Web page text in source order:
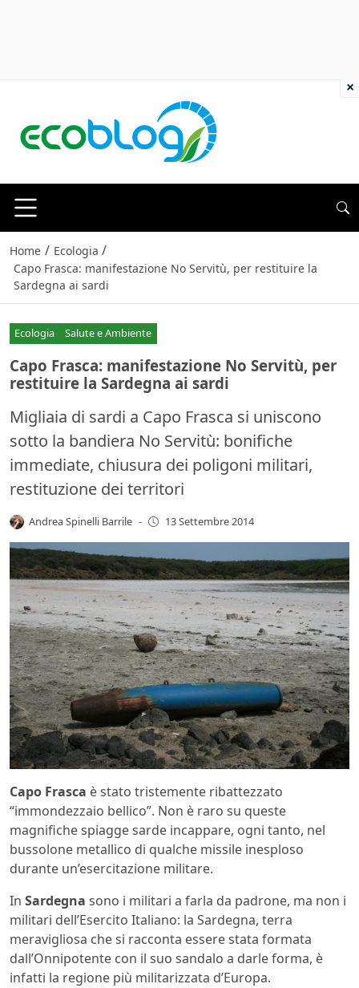
Home / Ecologia /
Capo Frasca: manifestazione No Servitù, per restituire la
Sardegna ai sardi
Ecologia Salute e Ambiente
Capo Frasca: manifestazione No Servitù, per
restituire la Sardegna ai sardi
Migliaia di sardi a Capo Frasca si uniscono
sotto la bandiera No Servitù: bonifiche
immediate, chiusura dei poligoni militari,
restituzione dei territori
Andrea Spinelli Barrile - 13 Settembre 2014
Capo Frasca è stato tristemente ribattezzato
“immondezzaio bellico”. Non è raro su queste
magnifiche spiagge sarde incappare, ogni tanto, nel
bussolone metallico di qualche missile inesploso
durante un’esercitazione militare.
In Sardegna sono i militari a farla da padrone, ma non i
militari dell’Esercito Italiano: la Sardegna, terra
meravigliosa che si racconta essere stata formata
dall’Onnipotente con il suo sandalo a darle forma, è
infatti la regione più militarizzata d’Europa.
×